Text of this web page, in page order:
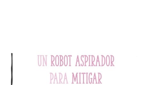
document